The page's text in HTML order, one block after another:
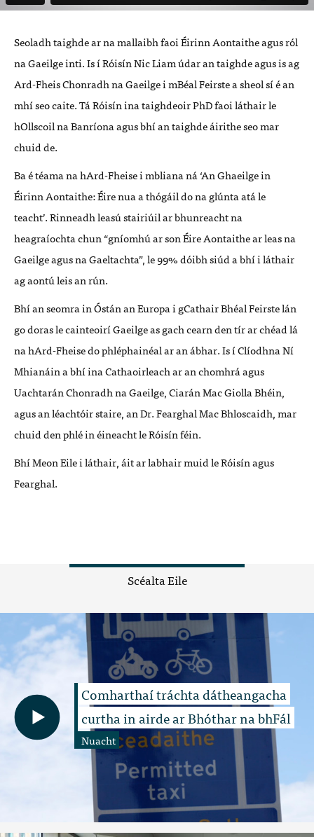
Seoladh taighde ar na mallaibh faoi Éirinn Aontaithe agus ról
na Gaeilge inti. Is í Róisín Nic Liam údar an taighde agus is ag
Ard-Fheis Chonradh na Gaeilge i mBéal Feirste a sheol sí é an
mhí seo caite. Tá Róisín ina taighdeoir PhD faoi láthair le
hOllscoil na Banríona agus bhí an taighde áirithe seo mar
chuid de.
Ba é téama na hArd-Fheise i mbliana ná ‘An Ghaeilge in
Éirinn Aontaithe: Éire nua a thógáil do na glúnta atá le
teacht’. Rinneadh leasú stairiúil ar bhunreacht na
heagraíochta chun“gníomhú ar son Éire Aontaithe ar leas na
Gaeilge agus na Gaeltachta”, le 99% dóibh siúd a bhí i láthair
ag aontú leis an rún.
Bhí an seomra in Óstán an Europa i gCathair Bhéal Feirste lán
go doras le cainteoirí Gaeilge as gach cearn den tír ar chéad lá
na hArd-Fheise do phléphainéal ar an ábhar. Is í Clíodhna Ní
Mhianáin a bhí ina Cathaoirleach ar an chomhrá agus
Uachtarán Chonradh na Gaeilge, Ciarán Mac Giolla Bhéin,
agus an léachtóir staire, an Dr. Fearghal Mac Bhloscaidh, mar
chuid den phlé in éineacht le Róisín féin.
Bhí Meon Eile i láthair, áit ar labhair muid le Róisín agus
Fearghal.
Scéalta Eile
Comharthaí tráchta dátheangacha
curtha in airde ar Bhóthar na bhFál
Nuacht